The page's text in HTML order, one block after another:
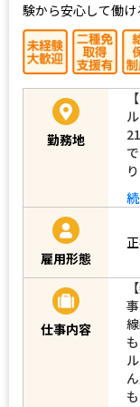
験から安心して働け
勤務地
雇用形態
仕事内容